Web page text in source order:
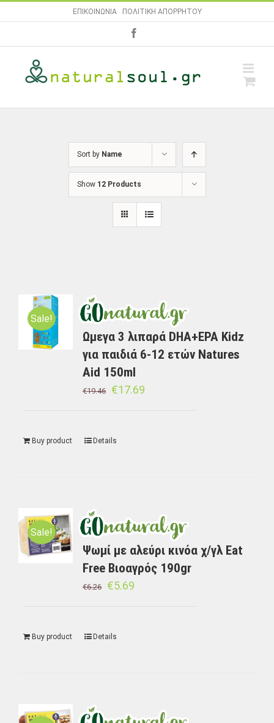
to
ΕΠΙΚΟΙΝΩΝΙΑ| ΠΟΛΙΤΙΚΗ ΑΠΟΡΡΗΤΟΥ
Sort by Name
Show 12 Products
Sale!
Ωμεγα 3 λιπαρά DHA+EPA Kidz
για παιδιά 6-12 ετών Natures
Aid 150ml
€19.46 €17.69
Buy product Details
Sale!
Ψωμί με αλεύρι κινόα χ/γλ Eat
Free Βιοαγρός 190gr
€6.26 €5.69
Buy product Details